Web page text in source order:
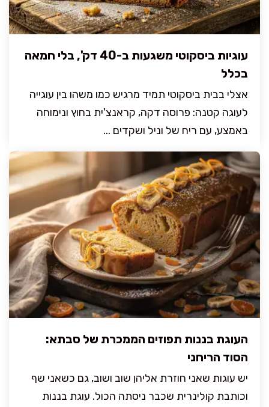
עוגיות ביסקוטי משגעות ב-40 דק', בלי חמאה
בכלל
אצלי בבית ביסקוטי תמיד מרגיש כמו משהו בין עוגייה
לעוגה קטנה: פרוסה דקה, קראנצ'ית בחוץ ונימוחה
באמצע, עם ריח של וניל ושקדים ...
העוגת בננות תפוזים הממכרת של סבתא:
הסוד הריחני
יש עוגות שאני חוזרת אליהן שוב ושוב, גם כשאני שף
וכותבת קולינרית שכבר ניסתה הכול. עוגת בננות